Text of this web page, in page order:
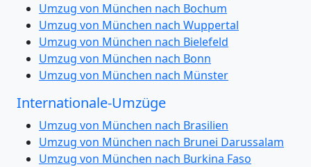
Umzug von München nach Bochum
Umzug von München nach Wuppertal
Umzug von München nach Bielefeld
Umzug von München nach Bonn
Umzug von München nach Münster
Internationale-Umzüge
Umzug von München nach Brasilien
Umzug von München nach Brunei Darussalam
Umzug von München nach Burkina Faso